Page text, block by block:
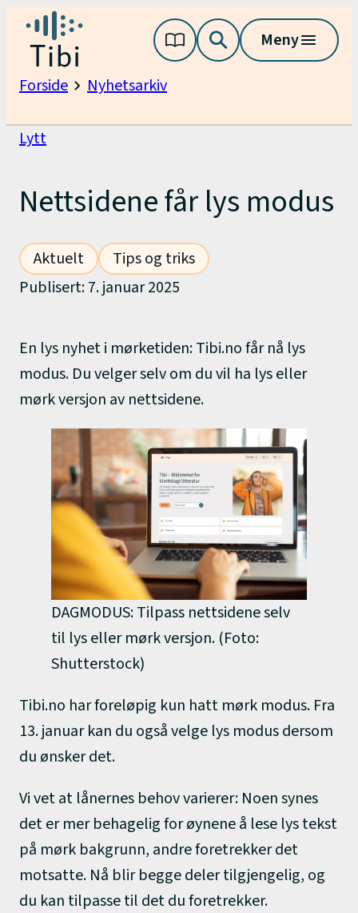
Hopp
innhold
Tibi
Meny
Forside Nyhetsarkiv
Nettsidene
får
lys
Lytt
Nettsidene får lys modus
Aktuelt
Tips og triks
Publisert: 7. januar 2025
En lys nyhet i mørketiden: Tibi.no får nå lys
modus. Du velger selv om du vil ha lys eller
mørk versjon av nettsidene.
DAGMODUS: Tilpass nettsidene selv
til lys eller mørk versjon. (Foto:
Shutterstock)
Tibi.no har foreløpig kun hatt mørk modus. Fra
13. januar kan du også velge lys modus dersom
du ønsker det.
Vi vet at lånernes behov varierer: Noen synes
det er mer behagelig for øynene å lese lys tekst
på mørk bakgrunn, andre foretrekker det
motsatte. Nå blir begge deler tilgjengelig, og
du kan tilpasse til det du foretrekker.